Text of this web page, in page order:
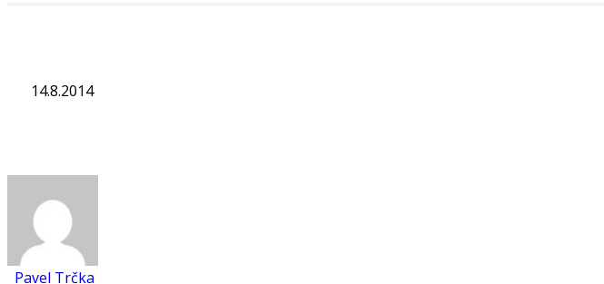
14.8.2014
Pavel Trčka